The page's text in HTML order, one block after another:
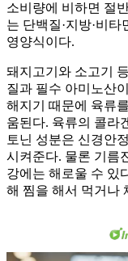
소비량에 비하면 절
는 단백질·지방·비
영양식이다.
돼지고기와 소고기
질과 필수 아미노산
해지기 때문에 육류
움된다. 육류의 콜라
토닌 성분은 신경안
시켜준다. 물론 기름
강에는 해로울 수 있
해 찜을 해서 먹거나